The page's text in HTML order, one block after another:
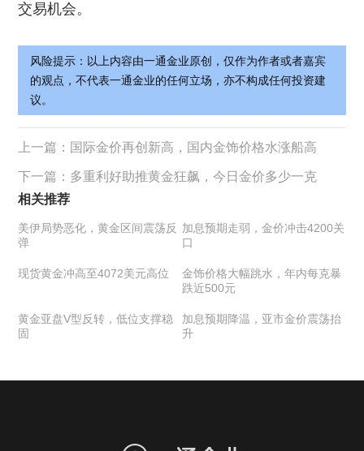
交易机会。
风险提示：以上内容由一通金业原创，仅作为作者或者嘉宾
的观点，不代表一通金业的任何立场，亦不构成任何投资建
议。
上一篇： 国际金价再创新高，国内金饰价格水涨船高
下一篇： 多重利好助推黄金狂飙，今日金价多少一克
相关推荐
美伊局势恶化，黄金区间震荡反
弹
加息预期走弱，金价冲击4200关
口
现货黄金冲高至4072美元高位
金饰价格大幅跳水，年内每克暴
跌近500元
黄金亚盘V型反转，低位支撑稳
固
加息预期降温，亚市金价震荡抬
升